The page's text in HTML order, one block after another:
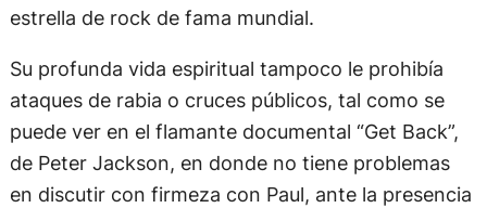
estrella de rock de fama mundial.
Su profunda vida espiritual tampoco le prohibía
ataques de rabia o cruces públicos, tal como se
puede ver en el flamante documental “Get Back”,
de Peter Jackson, en donde no tiene problemas
en discutir con firmeza con Paul, ante la presencia